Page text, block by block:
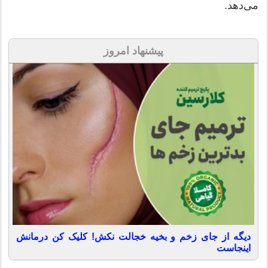
می‌دهد.
پیشنهاد امروز
دیگه از جای زخم و بخیه خجالت نکش! کلیک کن درمانش
اینجاست